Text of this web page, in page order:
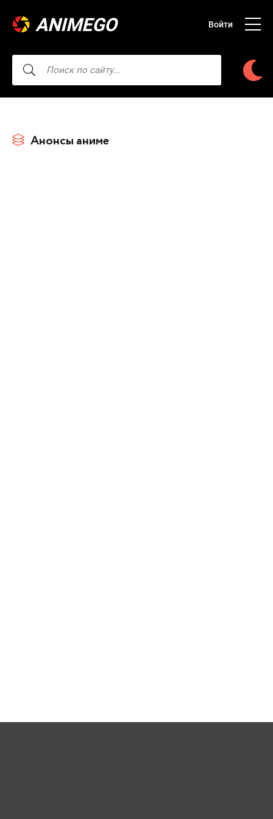
ANIMEGO Войти
Анонсы аниме